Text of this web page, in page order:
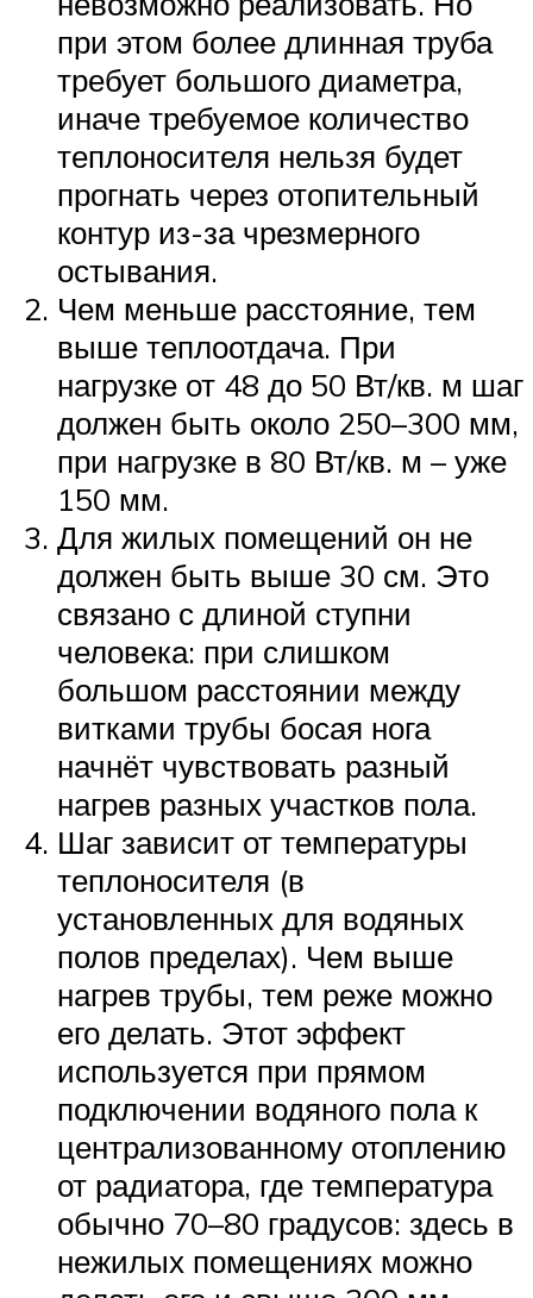
при этом более длинная труба
требует большого диаметра,
иначе требуемое количество
теплоносителя нельзя будет
прогнать через отопительный
контур из-за чрезмерного
остывания.
Чем меньше расстояние, тем
выше теплоотдача. При
нагрузке от 48 до 50 Вт/кв. м шаг
должен быть около 250–300 мм,
при нагрузке в 80 Вт/кв. м – уже
150 мм.
Для жилых помещений он не
должен быть выше 30 см. Это
связано с длиной ступни
человека: при слишком
большом расстоянии между
витками трубы босая нога
начнёт чувствовать разный
нагрев разных участков пола.
Шаг зависит от температуры
теплоносителя (в
установленных для водяных
полов пределах). Чем выше
нагрев трубы, тем реже можно
его делать. Этот эффект
используется при прямом
подключении водяного пола к
централизованному отоплению
от радиатора, где температура
обычно 70–80 градусов: здесь в
нежилых помещениях можно